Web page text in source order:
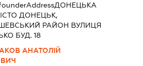
ДОНЕЦЬКА
ДОНЕЦЬК,
РАЙОН ВУЛИЦЯ
БУД. 18
АНАТОЛІЙ